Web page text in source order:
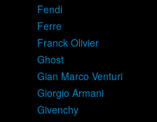
Fendi
Ferre
Franck Olivier
Ghost
Gian Marco Venturi
Giorgio Armani
Givenchy